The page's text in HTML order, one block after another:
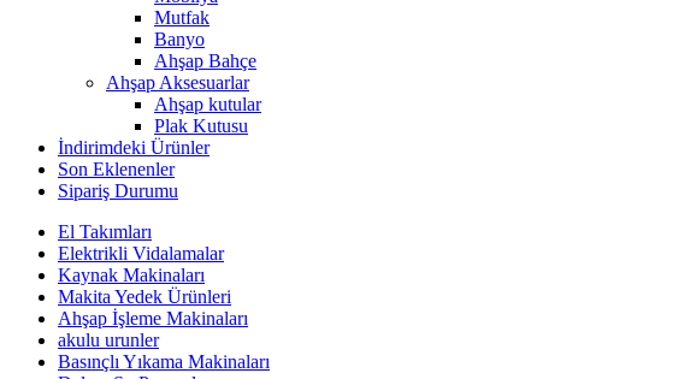
Mutfak
Banyo
Ahşap Bahçe
Ahşap Aksesuarlar
Ahşap kutular
Plak Kutusu
İndirimdeki Ürünler
Son Eklenenler
Sipariş Durumu
El Takımları
Elektrikli Vidalamalar
Kaynak Makinaları
Makita Yedek Ürünleri
Ahşap İşleme Makinaları
akulu urunler
Basınçlı Yıkama Makinaları